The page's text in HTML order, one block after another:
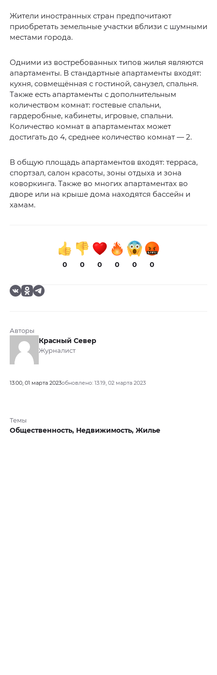
Жители иностранных стран предпочитают
приобретать земельные участки вблизи с шумными
местами города.
Одними из востребованных типов жилья являются
апартаменты. В стандартные апартаменты входят:
кухня, совмещённая с гостиной, санузел, спальня.
Также есть апартаменты с дополнительным
количеством комнат: гостевые спальни,
гардеробные, кабинеты, игровые, спальни.
Количество комнат в апартаментах может
достигать до 4, среднее количество комнат — 2.
В общую площадь апартаментов входят: терраса,
спортзал, салон красоты, зоны отдыха и зона
коворкинга. Также во многих апартаментах во
дворе или на крыше дома находятся бассейн и
хамам.
0 0 0 0 0 0
Авторы
Красный Север
Журналист
13:00, 01 марта 2023обновлено: 13:19, 02 марта 2023
Темы
Общественность, Недвижимость, Жилье